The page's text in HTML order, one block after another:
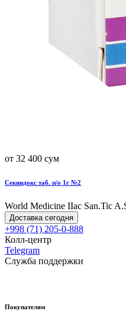
от 32 400 сум
Секнидокс таб. п/о 1г №2
World Мedicine IIac San.Tic
Доставка сегодня
+998 (71) 205-0-888
Колл-центр
Telegram
Служба поддержки
Покупателям